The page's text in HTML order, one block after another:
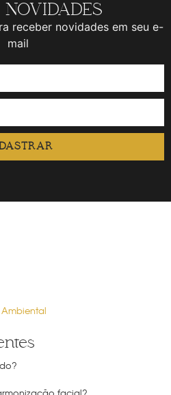
NOVIDADES
receber novidades em seu e-
mail